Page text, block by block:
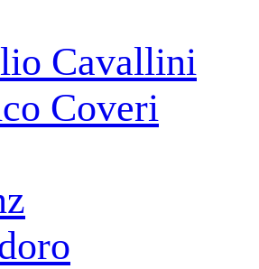
Cavallini
Coveri